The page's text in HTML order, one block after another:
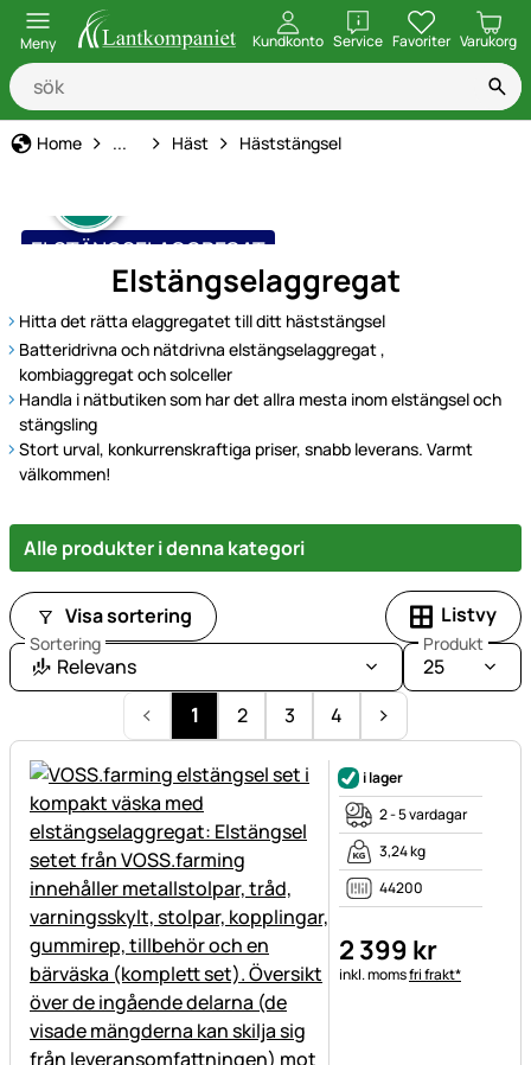
Meny Kundkonto ServiceöppnaFavoriter Varukorg
Home Djurart
... Häst Häststängsel
ELSTÄNGSELAGGREGAT
Elstängselaggregat
Hitta det rätta elaggregatet till ditt häststängsel
Batteridrivna och nätdrivna elstängselaggregat ,
kombiaggregat och solceller
Handla i nätbutiken som har det allra mesta inom elstängsel och
stängsling
Stort urval, konkurrenskraftiga priser, snabb leverans. Varmt
välkommen!
Alle produkter i denna kategori
Visa sortering Listvy
Sortering
Relevans
Produkt
25
1
2 3 4
i lager
2 - 5 vardagar
3,24 kg
44200
2 399 kr
Skatteinformation:
inkl. momsfri frakt*